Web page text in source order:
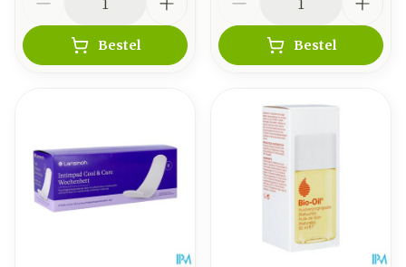
Bestel Bestel